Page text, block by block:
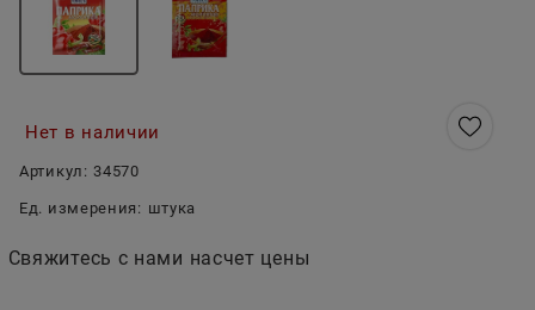
Нет в наличии
Артикул: 34570
Ед. измерения: штука
Свяжитесь с нами насчет цены